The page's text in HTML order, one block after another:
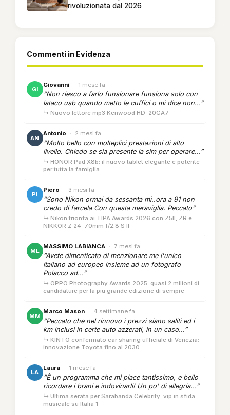
rivoluzionata dal 2026
Commenti in Evidenza
GI
Giovanni · 1 mese fa
“Non riesco a farlo funsionare funsiona solo con
lataco usb quando metto le cuffici o mi dice non...”
↳ Nuovo lettore mp3 Kenwood HD-20GA7
AN
Antonio · 2 mesi fa
“Molto bello con molteplici prestazioni di alto
livello. Chiedo se sia presente la sim per operare...”
↳ HONOR Pad X8b: il nuovo tablet elegante e potente
per tutta la famiglia
PI
Piero · 3 mesi fa
“Sono Nikon ormai da sessanta mi..ora a 91 non
credo di farcela Con questa meraviglia. Peccato”
↳ Nikon trionfa ai TIPA Awards 2026 con Z5II, ZR e
NIKKOR Z 24-70mm f/2.8 S II
ML
MASSIMO LABIANCA · 7 mesi fa
“Avete dimenticato di menzionare me l'unico
italiano ad europeo insieme ad un fotografo
Polacco ad...”
↳ OPPO Photography Awards 2025: quasi 2 milioni di
candidature per la più grande edizione di sempre
MM
Marco Mason · 4 settimane fa
“Peccato che nel rinnovo i prezzi siano saliti ed i
km inclusi in certe auto azzerati, in un caso...”
↳ KINTO confermato car sharing ufficiale di Venezia:
innovazione Toyota fino al 2030
LA
Laura · 1 mese fa
“È un programma che mi piace tantissimo, e bello
ricordare i brani e indovinarli! Un po' di allegria...”
↳ Ultima serata per Sarabanda Celebrity: vip in sfida
musicale su Italia 1